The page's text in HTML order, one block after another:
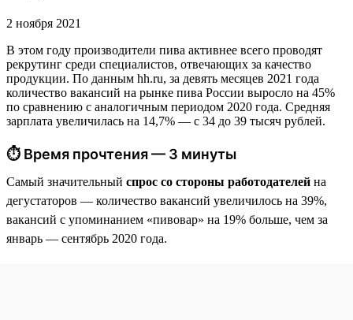
2 ноября 2021
В этом году производители пива активнее всего проводят
рекрутинг среди специалистов, отвечающих за качество
продукции. По данным hh.ru, за девять месяцев 2021 года
количество вакансий на рынке пива России выросло на 45%
по сравнению с аналогичным периодом 2020 года. Средняя
зарплата увеличилась на 14,7% — с 34 до 39 тысяч рублей.
⏱ Время прочтения — 3 минуты
Самый значительный спрос со стороны работодателей на
дегустаторов — количество вакансий увеличилось на 39%,
вакансий с упоминанием «пивовар» на 19% больше, чем за
январь — сентябрь 2020 года.